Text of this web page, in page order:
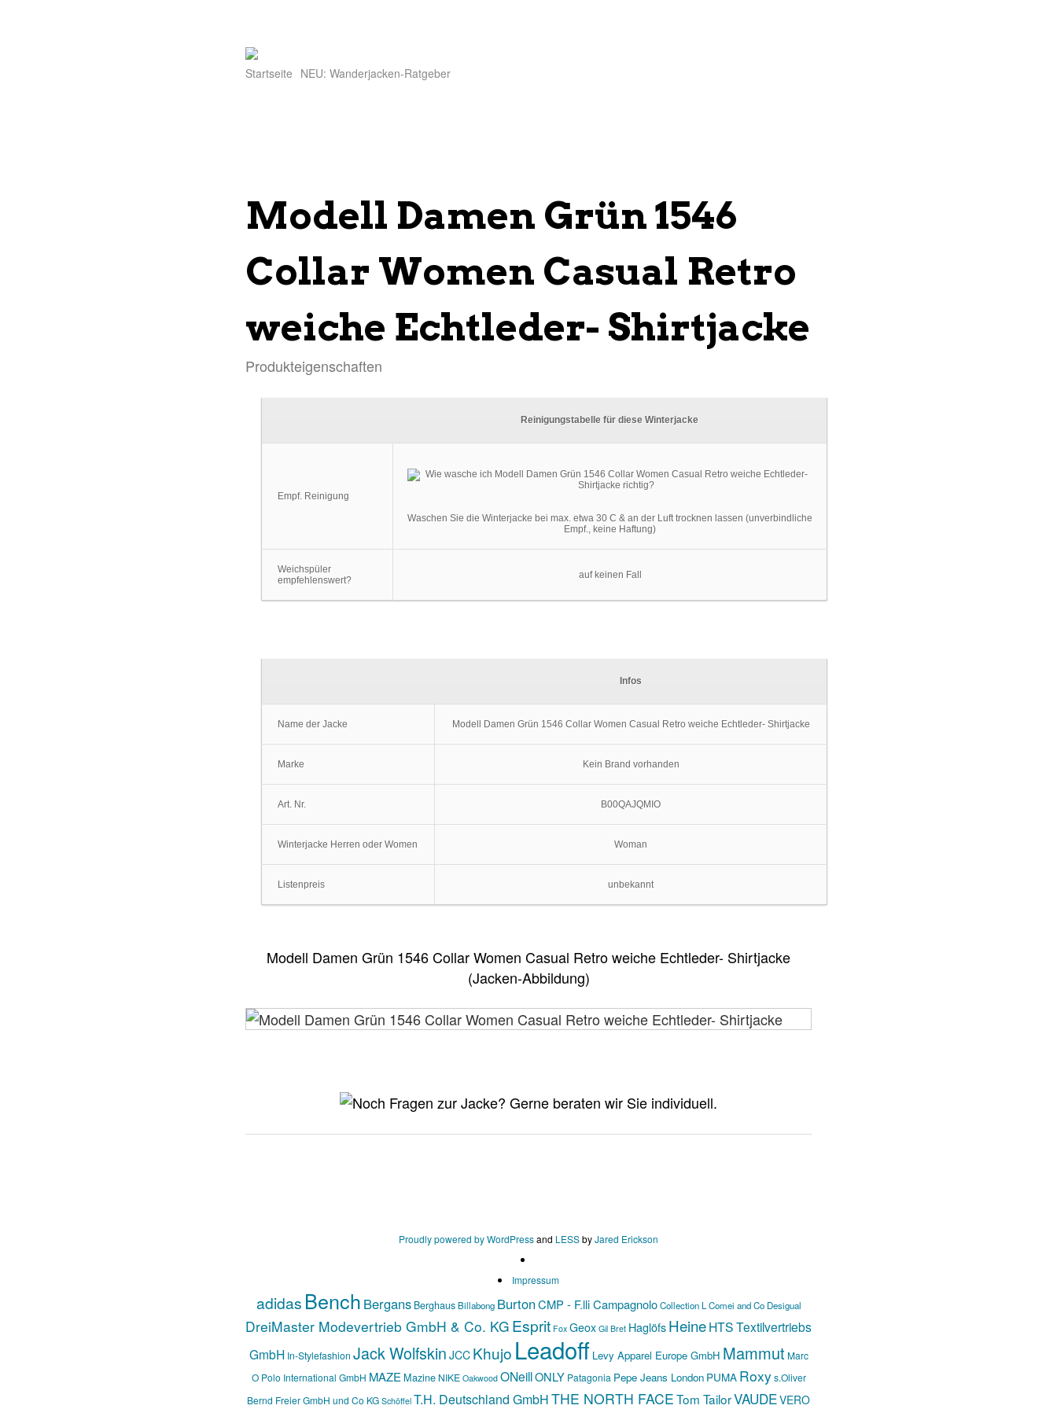
Startseite NEU: Wanderjacken-Ratgeber
Modell Damen Grün 1546
Collar Women Casual Retro
weiche Echtleder- Shirtjacke
Produkteigenschaften
Reinigungstabelle für diese Winterjacke
Empf. Reinigung
Waschen Sie die Winterjacke bei max. etwa 30 C & an der Luft trocknen lassen (unverbindliche
Empf., keine Haftung)
Weichspüler
empfehlenswert?
auf keinen Fall
Infos
Name der Jacke Modell Damen Grün 1546 Collar Women Casual Retro weiche Echtleder- Shirtjacke
Marke Kein Brand vorhanden
Art. Nr. B00QAJQMIO
Winterjacke Herren oder Women Woman
Listenpreis unbekannt
Modell Damen Grün 1546 Collar Women Casual Retro weiche Echtleder- Shirtjacke
(Jacken-Abbildung)
Proudly powered by WordPressand LESSbyJared Erickson
Impressum
adidas Bench Bergans Berghaus Billabong BurtonCMP - F.lli Campagnolo Collection L Comei and Co Desigual
DreiMaster Modevertrieb GmbH & Co. KG Esprit Fox Geox Gil Bret HaglöfsHeineHTS Textilvertriebs
GmbH In-Stylefashion Jack Wolfskin JCC Khujo Leadoff Levy Apparel Europe GmbH Mammut Marc
O Polo International GmbH MAZE Mazine NIKE Oakwood ONeillONLY Patagonia Pepe Jeans London PUMA Roxy s.Oliver
Bernd Freier GmbH und Co KG Schöffel T.H. Deutschland GmbHTHE NORTH FACETom TailorVAUDEVERO